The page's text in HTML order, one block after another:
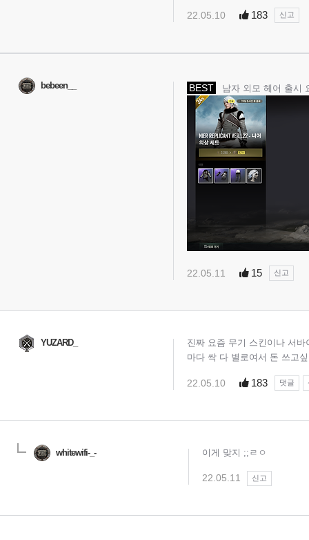
22.05.10 183 신고
bebeen__ BEST 남자 외모 헤어 출시
22.05.11 15 신고
YUZARD_
진짜 요즘 무기 스킨이나 서
마다 싹 다 별로여서 돈 쓰고
22.05.10 183 댓글
whitewifi-_- 이게 맞지 ;;ㄹㅇ
22.05.11 신고